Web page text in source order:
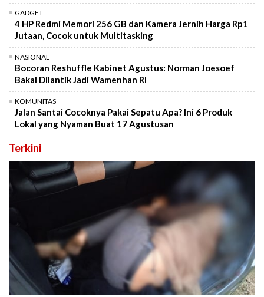
GADGET
4 HP Redmi Memori 256 GB dan Kamera Jernih Harga Rp1
Jutaan, Cocok untuk Multitasking
NASIONAL
Bocoran Reshuffle Kabinet Agustus: Norman Joesoef
Bakal Dilantik Jadi Wamenhan RI
KOMUNITAS
Jalan Santai Cocoknya Pakai Sepatu Apa? Ini 6 Produk
Lokal yang Nyaman Buat 17 Agustusan
Terkini